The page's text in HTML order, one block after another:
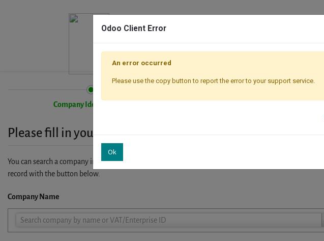
Company Identification
Please fill in your company details
You can search a company in our database by name, VAT or enterprise ID. When a company is
record with the button below.
Company Name
Search company by name or VAT/Enterprise ID
Company
Odoo Client Error
An error occurred
Please use the copy button to report the error to your support service.
Ok